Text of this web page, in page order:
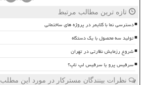
تازه ترین مطالب مرتبط
دسترسی نما با کلایمر در پروژه های ساختمانی
تولید سه محصول با یک دستگاه
شروع رزمایش نظارتی در تهران
سرفیس پرو یا سرفیس لپ تاپ؟
نظرات بینندگان مسترکار در مورد این مطلب